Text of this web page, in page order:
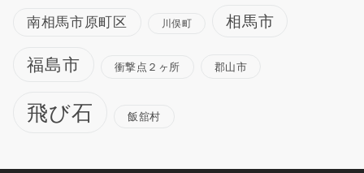
南相馬市原町区 川俣町 相馬市
福島市 衝撃点２ヶ所 郡山市
飛び石 飯舘村